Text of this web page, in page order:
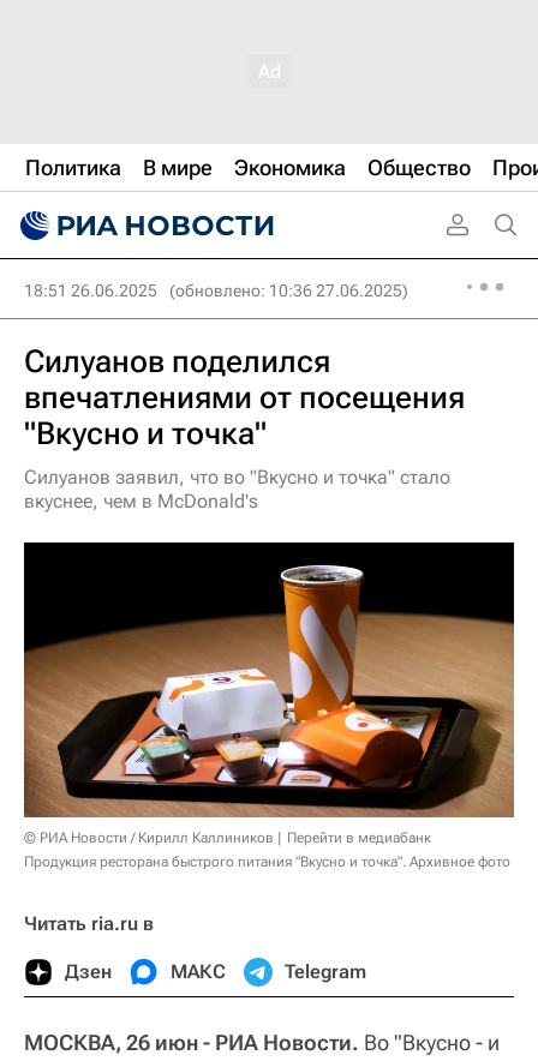
Политика В мире Экономика Общество
18:51 26.06.2025 (обновлено: 10:36 27.06.2025)
Силуанов поделился
впечатлениями от посещения
"Вкусно и точка"
Силуанов заявил, что во "Вкусно и точка" стало
вкуснее, чем в McDonald's
© РИА Новости / Кирилл Каллиников
Перейти в медиабанк
Продукция ресторана быстрого питания "Вкусно и точка". Архивное фото
Читать ria.ru в
Дзен МАКС Telegram
МОСКВА, 26 июн - РИА Новости. Во "Вкусно - и